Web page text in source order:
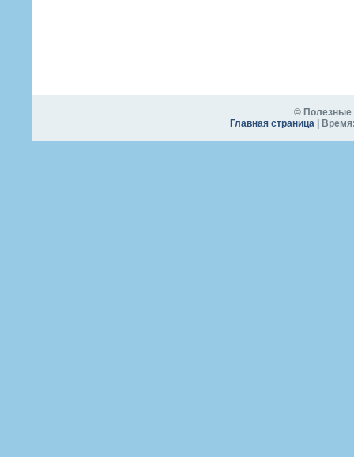
© Полезные
Главная страница |